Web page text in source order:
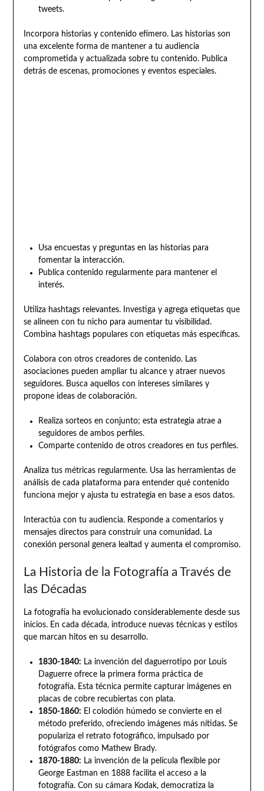
tweets.
Incorpora historias y contenido efímero. Las historias son
una excelente forma de mantener a tu audiencia
comprometida y actualizada sobre tu contenido. Publica
detrás de escenas, promociones y eventos especiales.
Usa encuestas y preguntas en las historias para
fomentar la interacción.
Publica contenido regularmente para mantener el
interés.
Utiliza hashtags relevantes. Investiga y agrega etiquetas que
se alineen con tu nicho para aumentar tu visibilidad.
Combina hashtags populares con etiquetas más específicas.
Colabora con otros creadores de contenido. Las
asociaciones pueden ampliar tu alcance y atraer nuevos
seguidores. Busca aquellos con intereses similares y
propone ideas de colaboración.
Realiza sorteos en conjunto; esta estrategia atrae a
seguidores de ambos perfiles.
Comparte contenido de otros creadores en tus perfiles.
Analiza tus métricas regularmente. Usa las herramientas de
análisis de cada plataforma para entender qué contenido
funciona mejor y ajusta tu estrategia en base a esos datos.
Interactúa con tu audiencia. Responde a comentarios y
mensajes directos para construir una comunidad. La
conexión personal genera lealtad y aumenta el compromiso.
La Historia de la Fotografía a Través de
las Décadas
La fotografía ha evolucionado considerablemente desde sus
inicios. En cada década, introduce nuevas técnicas y estilos
que marcan hitos en su desarrollo.
1830-1840: La invención del daguerrotipo por Louis
Daguerre ofrece la primera forma práctica de
fotografía. Esta técnica permite capturar imágenes en
placas de cobre recubiertas con plata.
1850-1860: El colodión húmedo se convierte en el
método preferido, ofreciendo imágenes más nítidas. Se
populariza el retrato fotográfico, impulsado por
fotógrafos como Mathew Brady.
1870-1880: La invención de la película flexible por
George Eastman en 1888 facilita el acceso a la
fotografía. Con su cámara Kodak, democratiza la